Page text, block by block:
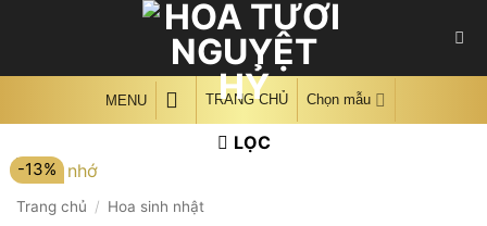
MENU TRANG CHỦ Chọn mẫu
LỌC
-13%
Trang chủ / Hoa sinh nhật